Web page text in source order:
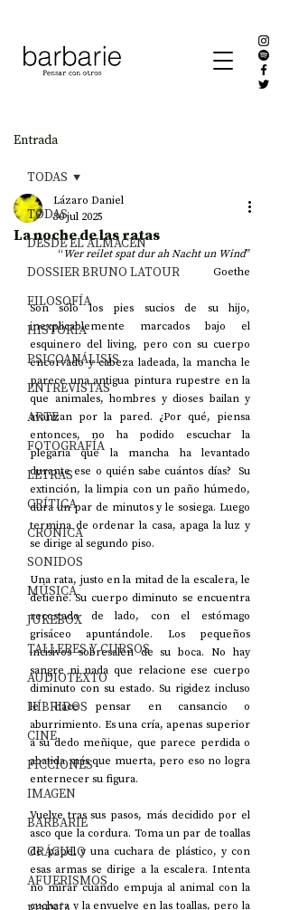
Entrada
TODAS
DESDE EL ALMACÉN
DOSSIER BRUNO LATOUR
FILOSOFÍA
HISTORIA
PSICOANÁLISIS
ENTREVISTAS
ARTE
FOTOGRAFÍA
LETRAS
CRÍTICA
CRÓNICA
SONIDOS
MÚSICA
JUKEBOX
TALLERES Y CURSOS
AUDIOTEXTO
HÍBRIDOS
CINE
FICCIONES
IMAGEN
BARBARIE
ORÁCULO
AFUERISMOS
TODAS
La noche de las ratas
Lázaro Daniel
30 jul 2025
“Wer reilet spat dur ah Nacht un Wind”
Goethe
Son sólo los pies sucios de su hijo,
inexplicablemente marcados bajo el
esquinero del living, pero con su cuerpo
encorvado y cabeza ladeada, la mancha le
parece una antigua pintura rupestre en la
que animales, hombres y dioses bailan y
avanzan por la pared. ¿Por qué, piensa
entonces, no ha podido escuchar la
plegaria que la mancha ha levantado
durante ese o quién sabe cuántos días?  Su
extinción, la limpia con un paño húmedo,
dura un par de minutos y le sosiega. Luego
termina de ordenar la casa, apaga la luz y
se dirige al segundo piso.
Una rata, justo en la mitad de la escalera, le
detiene. Su cuerpo diminuto se encuentra
recostado de lado, con el estómago
grisáceo apuntándole. Los pequeños
incisivos sobresalen de su boca. No hay
sangre ni nada que relacione ese cuerpo
diminuto con su estado. Su rigidez incluso
le hace pensar en cansancio o
aburrimiento. Es una cría, apenas superior
a su dedo meñique, que parece perdida o
abatida más que muerta, pero eso no logra
enternecer su figura.
Vuelve tras sus pasos, más decidido por el
asco que la cordura. Toma un par de toallas
de papel y una cuchara de plástico, y con
esas armas se dirige a la escalera. Intenta
no mirar cuando empuja al animal con la
cuchara y la envuelve en las toallas, pero la